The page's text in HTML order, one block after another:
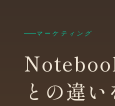
マーケティング
との違